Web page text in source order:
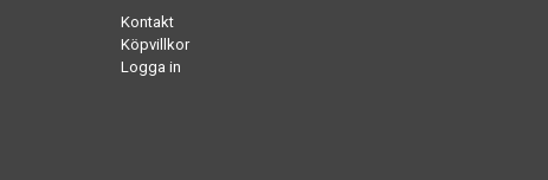
Kontakt
Köpvillkor
Logga in